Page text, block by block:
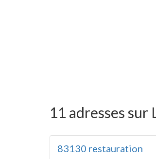
11 adresses sur
83130 restauration